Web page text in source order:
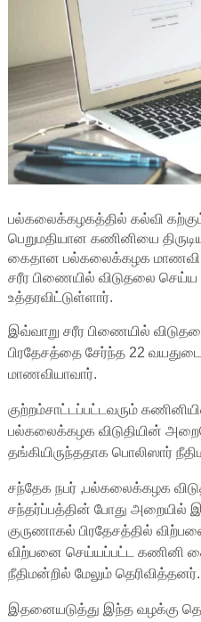
பல்கலைக்கழகத்தில் கல்வி
பெறுமதியான கணினியை
கைதான பல்கலைக்கழக மாணவி
சரீர பிணையில் விடுதலை
உத்தரவிட்டுள்ளார்.
இவ்வாறு சரீர பிணையில்
பிரதேசத்தை சேர்ந்த 22
மாணவியாவார்.
குற்றம்சாட்டப்பட்டவரும்
பல்கலைக்கழக விடுதியின்
தங்கியிருந்ததாக பொலிஸார்
சந்தேக நபர் ,பல்கலைக்கழக
சந்தர்ப்பத்தின் போது அறையில்
குருணாகல் பிரதேசத்தில்
விற்பனை செய்யப்பட்ட கணினி
நீதிமன்றில் மேலும் தெரிவித்தனர்.
இதனையடுத்து இந்த வழக்கு